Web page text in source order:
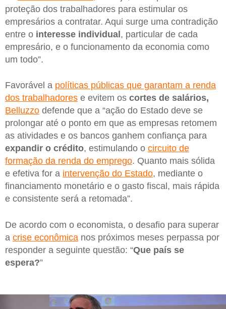
proteção dos trabalhadores para estimular os
empresários a contratar. Aqui surge uma contradição
entre o interesse individual, particular de cada
empresário, e o funcionamento da economia como
um todo”.
Favorável a políticas públicas que garantam a renda
dos trabalhadores e evitem os cortes de salários,
Belluzzo defende que a “ação do Estado deve se
prolongar até o ponto em que as empresas retomem
as atividades e os bancos ganhem confiança para
expandir o crédito, estimulando o circuito de
formação da renda do emprego. Quanto mais sólida
e efetiva for a intervenção do Estado, mediante o
financiamento monetário e o gasto fiscal, mais rápida
e consistente será a retomada”.
De acordo com o economista, o desafio para superar
a crise econômica nos próximos meses perpassa por
responder a seguinte questão: “Que país se
espera?”